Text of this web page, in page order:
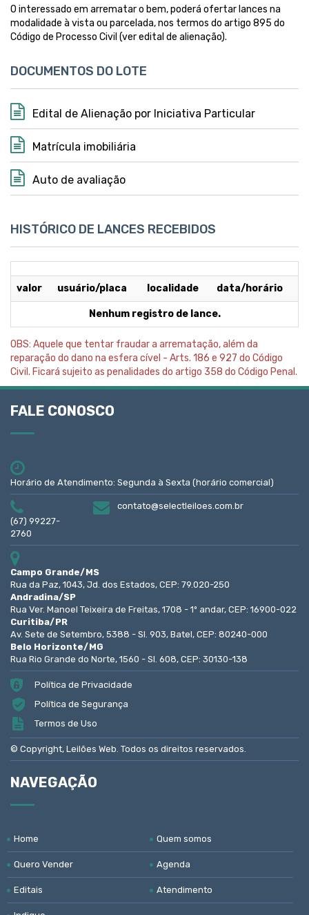
O interessado em arrematar o bem, poderá ofertar lances na
modalidade à vista ou parcelada, nos termos do artigo 895 do
Código de Processo Civil (ver edital de alienação).
DOCUMENTOS DO LOTE
Edital de Alienação por Iniciativa Particular
Matrícula imobiliária
Auto de avaliação
HISTÓRICO DE LANCES RECEBIDOS
valor usuário/placa localidade data/horário
Nenhum registro de lance.
OBS: Aquele que tentar fraudar a arrematação, além da
reparação do dano na esfera cível - Arts. 186 e 927 do Código
Civil. Ficará sujeito as penalidades do artigo 358 do Código Penal.
FALE CONOSCO
Horário de Atendimento: Segunda à Sexta (horário comercial)
(67) 99227-
2760
contato@selectleiloes.com.br
Campo Grande/MS
Rua da Paz, 1043, Jd. dos Estados, CEP: 79.020-250
Andradina/SP
Rua Ver. Manoel Teixeira de Freitas, 1708 - 1º andar, CEP: 16900-022
Curitiba/PR
Av. Sete de Setembro, 5388 - Sl. 903, Batel, CEP: 80240-000
Belo Horizonte/MG
Rua Rio Grande do Norte, 1560 - Sl. 608, CEP: 30130-138
Política de Privacidade
Política de Segurança
Termos de Uso
© Copyright, Leilões Web. Todos os direitos reservados.
NAVEGAÇÃO
Home Quem somos
Quero Vender Agenda
Editais Atendimento